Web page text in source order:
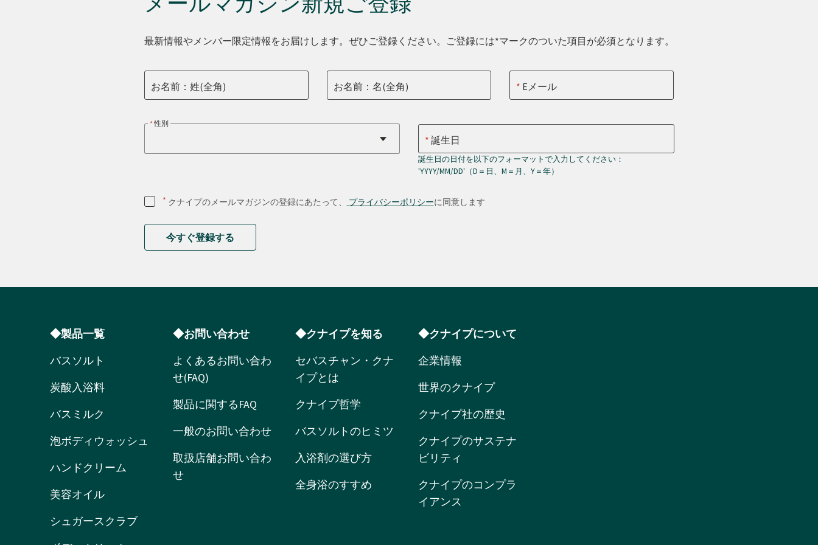
最新情報やメンバー限定情報をお届けします。ぜひご登録ください。ご登録には*マークのついた項目が必須となります。
お名前：姓(全角) お名前：名(全角) Eメール
性別
誕生日
誕生日の日付を以下のフォーマットで入力してください：
'YYYY/MM/DD'（D＝日、M＝月、Y＝年）
* クナイプのメールマガジンの登録にあたって、 プライバシーポリシーに同意します
今すぐ登録する
◆製品一覧
バスソルト
炭酸入浴料
バスミルク
泡ボディウォッシュ
ハンドクリーム
美容オイル
シュガースクラブ
◆お問い合わせ
よくあるお問い合わ
せ(FAQ)
製品に関するFAQ
一般のお問い合わせ
取扱店舗お問い合わ
せ
◆クナイプを知る
セバスチャン・クナ
イプとは
クナイプ哲学
バスソルトのヒミツ
入浴剤の選び方
全身浴のすすめ
◆クナイプについて
企業情報
世界のクナイプ
クナイプ社の歴史
クナイプのサステナ
ビリティ
クナイプのコンプラ
イアンス